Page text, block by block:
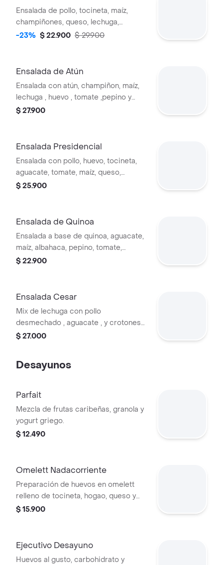
Ensalada de pollo, tocineta, maíz,
champiñones, queso, lechuga,
aderezo de la casa
-23% $ 22.900 $ 29.900
Ensalada de Atún
Ensalada con atún, champiñon, maíz,
lechuga , huevo , tomate ,pepino y
salsa de la casa con queso
$ 27.900
Ensalada Presidencial
Ensalada con pollo, huevo, tocineta,
aguacate, tomate, maíz, queso,
lechuga, vinagreta de mostaza.
$ 25.900
Ensalada de Quinoa
Ensalada a base de quinoa, aguacate,
maíz, albahaca, pepino, tomate,
repollo morado, queso reinoso.
$ 22.900
Ensalada Cesar
Mix de lechuga con pollo
desmechado , aguacate , y crotones
de pan en salsa de la casa
$ 27.000
Desayunos
Parfait
Mezcla de frutas caribeñas, granola y
yogurt griego.
$ 12.490
Omelett Nadacorriente
Preparación de huevos en omelett
relleno de tocineta, hogao, queso y
maiz. acompañado de arepa, fruta y
$ 15.900
Ejecutivo Desayuno
Huevos al gusto, carbohidrato y